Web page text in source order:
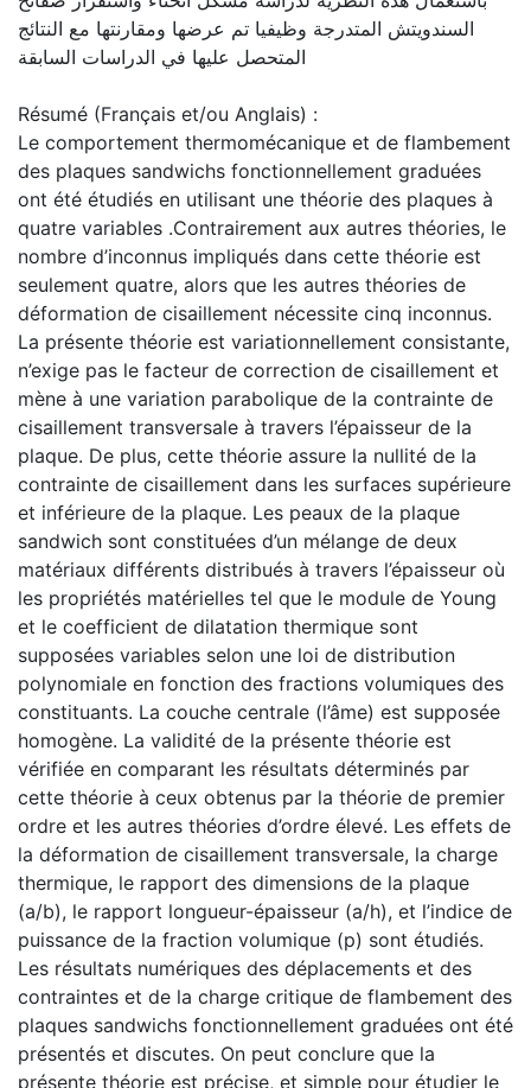
السندويتش المتدرجة وظيفيا تم عرضها ومقارنتها مع النتائج
المتحصل عليها في الدراسات السابقة
Résumé (Français et/ou Anglais) :
Le comportement thermomécanique et de flambement
des plaques sandwichs fonctionnellement graduées
ont été étudiés en utilisant une théorie des plaques à
quatre variables .Contrairement aux autres théories, le
nombre d’inconnus impliqués dans cette théorie est
seulement quatre, alors que les autres théories de
déformation de cisaillement nécessite cinq inconnus.
La présente théorie est variationnellement consistante,
n’exige pas le facteur de correction de cisaillement et
mène à une variation parabolique de la contrainte de
cisaillement transversale à travers l’épaisseur de la
plaque. De plus, cette théorie assure la nullité de la
contrainte de cisaillement dans les surfaces supérieure
et inférieure de la plaque. Les peaux de la plaque
sandwich sont constituées d’un mélange de deux
matériaux différents distribués à travers l’épaisseur où
les propriétés matérielles tel que le module de Young
et le coefficient de dilatation thermique sont
supposées variables selon une loi de distribution
polynomiale en fonction des fractions volumiques des
constituants. La couche centrale (l’âme) est supposée
homogène. La validité de la présente théorie est
vérifiée en comparant les résultats déterminés par
cette théorie à ceux obtenus par la théorie de premier
ordre et les autres théories d’ordre élevé. Les effets de
la déformation de cisaillement transversale, la charge
thermique, le rapport des dimensions de la plaque
(a/b), le rapport longueur-épaisseur (a/h), et l’indice de
puissance de la fraction volumique (p) sont étudiés.
Les résultats numériques des déplacements et des
contraintes et de la charge critique de flambement des
plaques sandwichs fonctionnellement graduées ont été
présentés et discutes. On peut conclure que la
présente théorie est précise, et simple pour étudier le